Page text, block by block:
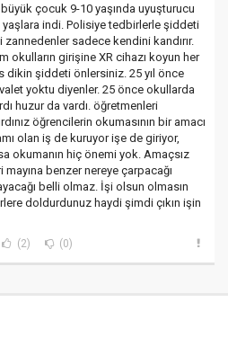
çocuk 9-10 yaşında uyuşturucu
yaşlara indi. Polisiye tedbirlerle şiddeti
sadece kendini kandırır.
okulların girişine XR cihazı koyun her
dikin şiddeti önlersiniz. 25 yıl önce
yoktu diyenler. 25 önce okullarda
huzur da vardı. öğretmenleri
öğrencilerin okumasının bir amacı
olan iş de kuruyor işe de giriyor,
okumanın hiç önemi yok. Amaçsız
mayına benzer nereye çarpacağı
belli olmaz. İşi olsun olmasın
doldurdunuz haydi şimdi çıkın işin
(2) (0)